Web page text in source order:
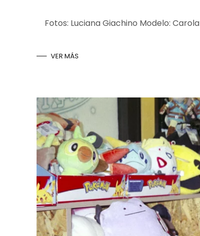
Fotos: Luciana Giachino Modelo: Carola
VER MÁS